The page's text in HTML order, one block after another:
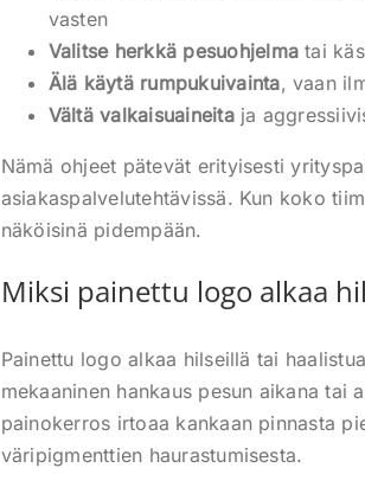
vasten
Valitse herkkä pesuohjelma tai
Älä käytä rumpukuivainta, vaan
Vältä valkaisuaineitaja
Nämä ohjeet pätevät erityisesti
asiakaspalvelutehtävissä. Kun koko
näköisinä pidempään.
Miksi painettu logo alkaa
Painettu logo alkaa hilseillä tai
mekaaninen hankaus pesun aikana
painokerros irtoaa kankaan pinnasta
väripigmenttien haurastumisesta.